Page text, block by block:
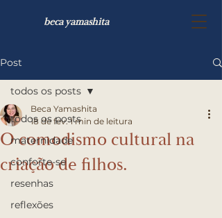
beca yamashita
Post
todos os posts
maternidade
conforte-se
resenhas
reflexões
todos os posts
O comodismo cultural na
criação de filhos.
Beca Yamashita
18 de fev. 1 min de leitura